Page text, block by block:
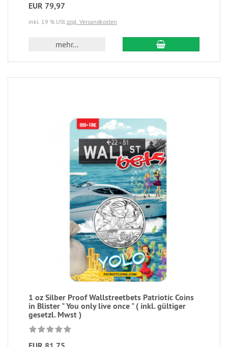
EUR 79,97
inkl. 19 % USt zzgl. Versandkosten
mehr...
1 oz Silber Proof Wallstreetbets Patriotic Coins
in Blister " You only live once " ( inkl. gültiger
gesetzl. Mwst )